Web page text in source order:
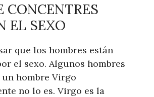
CONCENTRES
EL SEXO
que los hombres están
el sexo. Algunos hombres
hombre Virgo
no lo es. Virgo es la